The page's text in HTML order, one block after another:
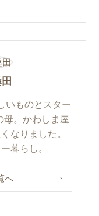
いものとスター
母。かわしま屋
なりました。
暮らし。
へ